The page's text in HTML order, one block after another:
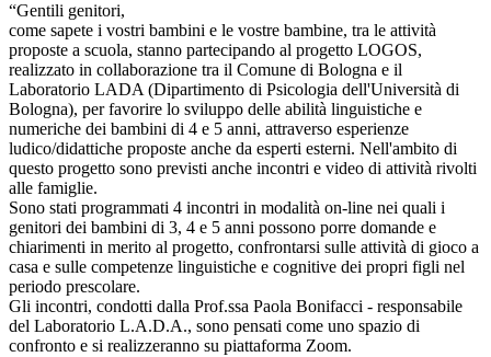
“Gentili genitori,
come sapete i vostri bambini e le vostre bambine, tra le attività
proposte a scuola, stanno partecipando al progetto LOGOS,
realizzato in collaborazione tra il Comune di Bologna e il
Laboratorio LADA (Dipartimento di Psicologia dell'Università di
Bologna), per favorire lo sviluppo delle abilità linguistiche e
numeriche dei bambini di 4 e 5 anni, attraverso esperienze
ludico/didattiche proposte anche da esperti esterni. Nell'ambito di
questo progetto sono previsti anche incontri e video di attività rivolti
alle famiglie.
Sono stati programmati 4 incontri in modalità on-line nei quali i
genitori dei bambini di 3, 4 e 5 anni possono porre domande e
chiarimenti in merito al progetto, confrontarsi sulle attività di gioco a
casa e sulle competenze linguistiche e cognitive dei propri figli nel
periodo prescolare.
Gli incontri, condotti dalla Prof.ssa Paola Bonifacci - responsabile
del Laboratorio L.A.D.A., sono pensati come uno spazio di
confronto e si realizzeranno su piattaforma Zoom.